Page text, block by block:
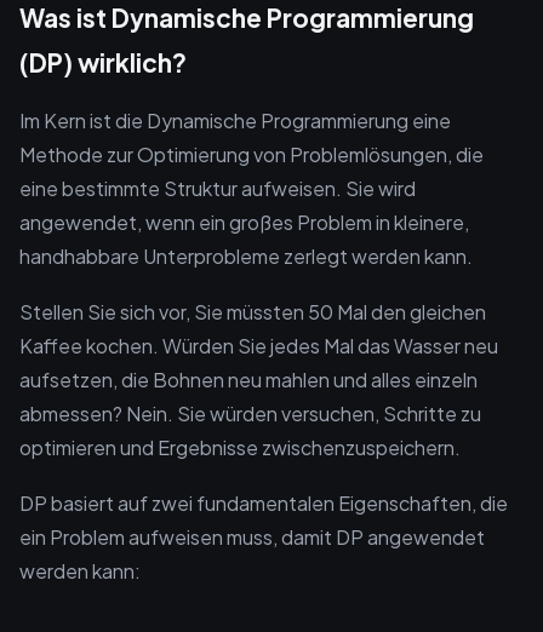
Was ist Dynamische Programmierung
(DP) wirklich?
Im Kern ist die Dynamische Programmierung eine
Methode zur Optimierung von Problemlösungen, die
eine bestimmte Struktur aufweisen. Sie wird
angewendet, wenn ein großes Problem in kleinere,
handhabbare Unterprobleme zerlegt werden kann.
Stellen Sie sich vor, Sie müssten 50 Mal den gleichen
Kaffee kochen. Würden Sie jedes Mal das Wasser neu
aufsetzen, die Bohnen neu mahlen und alles einzeln
abmessen? Nein. Sie würden versuchen, Schritte zu
optimieren und Ergebnisse zwischenzuspeichern.
DP basiert auf zwei fundamentalen Eigenschaften, die
ein Problem aufweisen muss, damit DP angewendet
werden kann: